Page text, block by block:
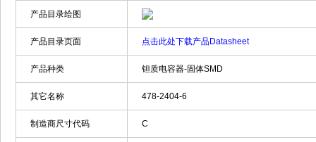
产品目录绘图
产品目录页面 点击此处下载产品Datasheet
产品种类 钽质电容器-固体SMD
其它名称 478-2404-6
制造商尺寸代码 C